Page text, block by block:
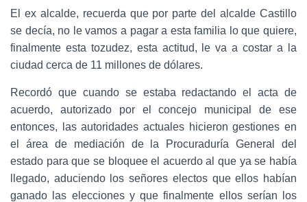
El ex alcalde, recuerda que por parte del alcalde Castillo
se decía, no le vamos a pagar a esta familia lo que quiere,
finalmente esta tozudez, esta actitud, le va a costar a la
ciudad cerca de 11 millones de dólares.
Recordó que cuando se estaba redactando el acta de
acuerdo, autorizado por el concejo municipal de ese
entonces, las autoridades actuales hicieron gestiones en
el área de mediación de la Procuraduría General del
estado para que se bloquee el acuerdo al que ya se había
llegado, aduciendo los señores electos que ellos habían
ganado las elecciones y que finalmente ellos serían los